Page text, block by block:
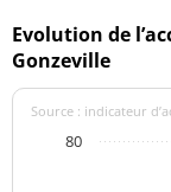
Evolution de
Gonzeville
Source : indicateur
80